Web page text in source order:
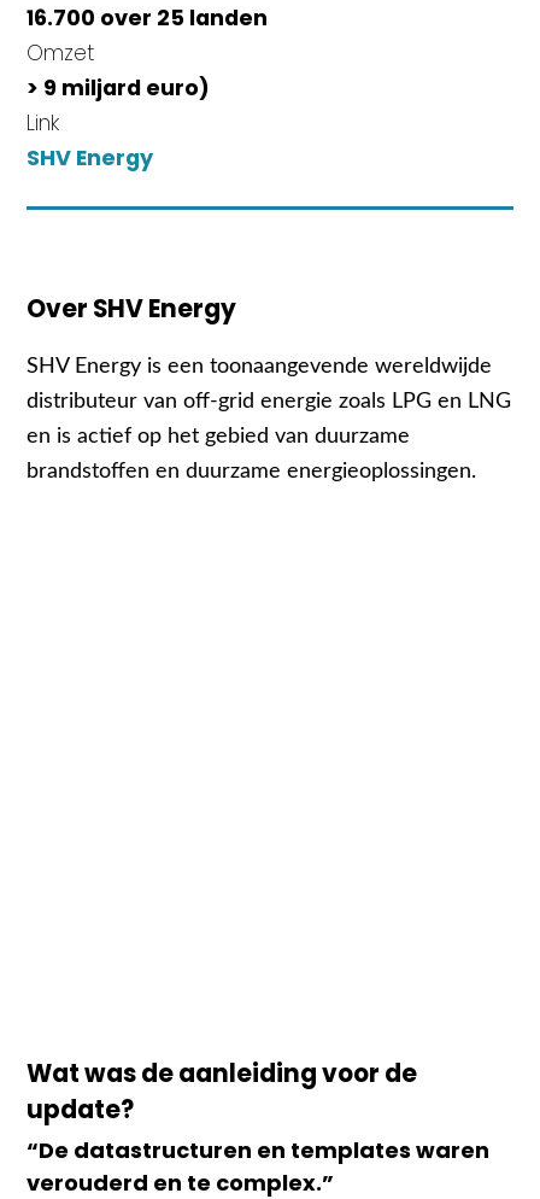
16.700 over 25 landen
Omzet
> 9 miljard euro)
Link
SHV Energy
Over SHV Energy
SHV Energy is een toonaangevende wereldwijde
distributeur van off-grid energie zoals LPG en LNG
en is actief op het gebied van duurzame
brandstoffen en duurzame energieoplossingen.
Wat was de aanleiding voor de
update?
“De datastructuren en templates waren
verouderd en te complex.”